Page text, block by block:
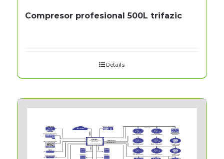
Compresor profesional 500L trifazic
Details